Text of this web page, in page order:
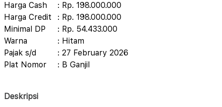
Harga Cash
: Rp. 198.000.000
Harga Credit
: Rp. 198.000.000
Minimal DP
: Rp. 54.433.000
Warna
: Hitam
Pajak s/d
: 27 February 2026
Plat Nomor
: B Ganjil
Deskripsi